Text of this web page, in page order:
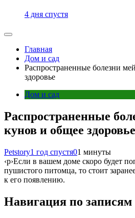
4 дня спустя
Главная
Дом и сад
Распространенные болезни
здоровье
Дом и сад
Распространенные
кунов и общее здоровье
Petstory1 год спустя01 минуты
‹p›Если в вашем доме скоро будет
пушистого питомца, то стоит
к его появлению.
Навигация по записям